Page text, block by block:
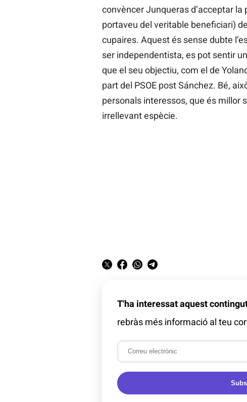
convèncer Junqueras d’acceptar
portaveu del veritable beneficiari)
cupaires. Aquest és sense dubte
ser independentista, es pot sentir
que el seu objectiu, com el de
part del PSOE post Sánchez. Bé,
personals interessos, que és millor
irrellevant espècie.
T'ha interessat aquest
rebràs més informació al teu